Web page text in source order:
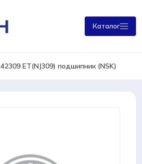
Каталог
42309 ET(NJ309) подшипник (NSK)